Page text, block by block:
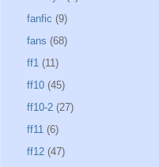
fanfic (9)
fans (68)
ff1 (11)
ff10 (45)
ff10-2 (27)
ff11 (6)
ff12 (47)